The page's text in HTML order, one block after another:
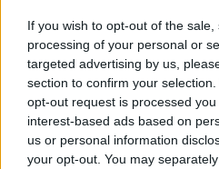
If you wish to opt-out of the
processing of your personal or
targeted advertising by us,
section to confirm your
opt-out request is processed
interest-based ads based on
us or personal information
your opt-out. You may
Barcelona
Posible alineación: Ter Stegen
Ronald Araujo, Jordi Alba –
Pedri – Ferran Torres, Gavi
de Jong (Aubameyang).